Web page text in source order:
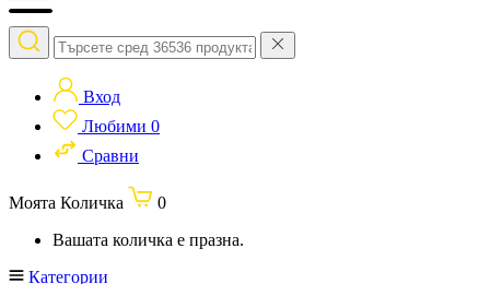
Вход
Любими 0
Сравни
Моята Количка
0
Вашата количка е празна.
Категории